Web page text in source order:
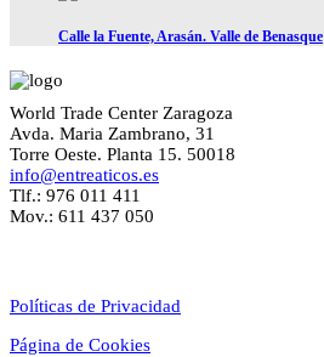
Calle la Fuente, Arasán. Valle de Benasque
World Trade Center Zaragoza
Avda. Maria Zambrano, 31
Torre Oeste. Planta 15. 50018
info@entreaticos.es
Tlf.: 976 011 411
Mov.: 611 437 050
Políticas de Privacidad
Página de Cookies